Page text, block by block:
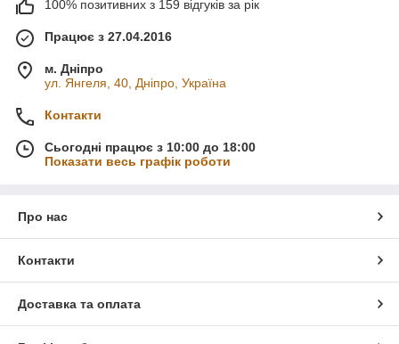
100% позитивних з 159 відгуків за рік
Працює з 27.04.2016
м. Дніпро
ул. Янгеля, 40, Дніпро, Україна
Контакти
Сьогодні працює з 10:00 до 18:00
Показати весь графік роботи
Про нас
Контакти
Доставка та оплата